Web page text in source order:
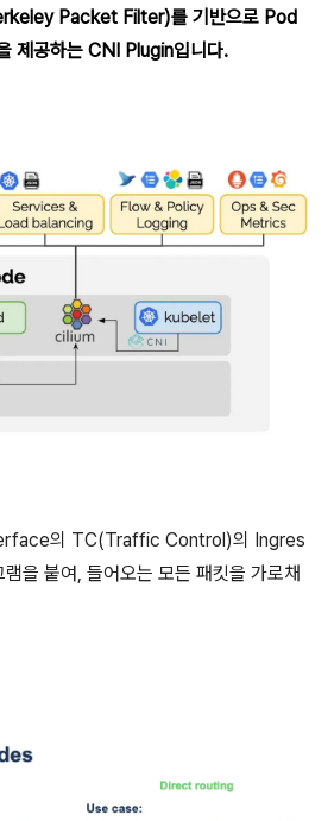
Packet Filter)를 기반으로 Pod
제공하는 CNI Plugin입니다.
의 TC(Traffic Control)의 Ingres
을 붙여, 들어오는 모든 패킷을 가로채